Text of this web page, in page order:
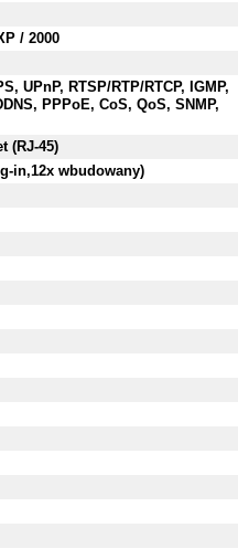
/ 2000
UPnP, RTSP/RTP/RTCP, IGMP,
PPPoE, CoS, QoS, SNMP,
(RJ-45)
in,12x wbudowany)